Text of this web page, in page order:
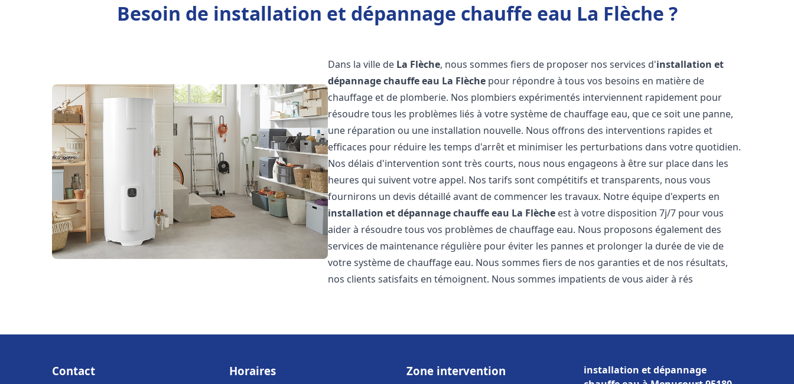
Besoin de installation et dépannage chauffe eau La Flèche ?
Dans la ville de La Flèche, nous sommes fiers de proposer nos services d'installation et
dépannage chauffe eau La Flèche pour répondre à tous vos besoins en matière de
chauffage et de plomberie. Nos plombiers expérimentés interviennent rapidement pour
résoudre tous les problèmes liés à votre système de chauffage eau, que ce soit une panne,
une réparation ou une installation nouvelle. Nous offrons des interventions rapides et
efficaces pour réduire les temps d'arrêt et minimiser les perturbations dans votre quotidien.
Nos délais d'intervention sont très courts, nous nous engageons à être sur place dans les
heures qui suivent votre appel. Nos tarifs sont compétitifs et transparents, nous vous
fournirons un devis détaillé avant de commencer les travaux. Notre équipe d'experts en
installation et dépannage chauffe eau La Flèche est à votre disposition 7j/7 pour vous
aider à résoudre tous vos problèmes de chauffage eau. Nous proposons également des
services de maintenance régulière pour éviter les pannes et prolonger la durée de vie de
votre système de chauffage eau. Nous sommes fiers de nos garanties et de nos résultats,
nos clients satisfaits en témoignent. Nous sommes impatients de vous aider à rés
Contact Horaires Zone intervention
installation et dépannage